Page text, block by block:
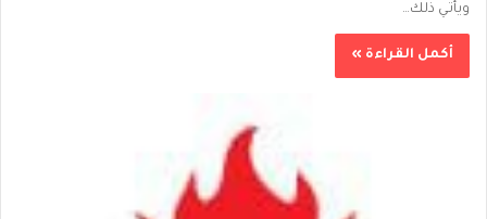
ويأتـي ذلك…
أكمل القراءة »